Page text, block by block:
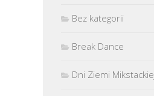
Bez kategorii
Break Dance
Dni Ziemi